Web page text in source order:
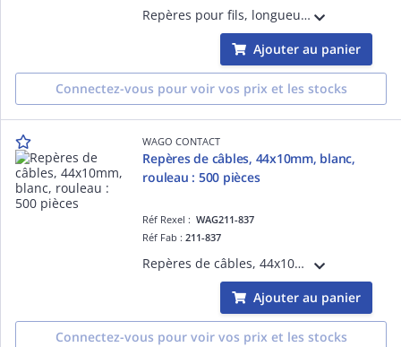
Repères pour fils, longueur : 12mm (pour douille), blanc, rouleau : 2500 pièces
Ajouter au panier
Connectez-vous pour voir vos prix et les stocks
WAGO CONTACT
Repères de câbles, 44x10mm, blanc,
rouleau : 500 pièces
Réf Rexel :WAG211-837
Réf Fab :211-837
Repères de câbles, 44x10mm, blanc, rouleau : 500 pièces
Ajouter au panier
Connectez-vous pour voir vos prix et les stocks